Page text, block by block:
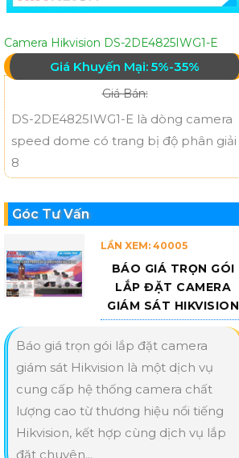
Camera Hikvision DS-2DE4825IWG1-E
Giá Khuyến Mại: 5%-35%
Giá Bán:
DS-2DE4825IWG1-E là dòng camera
speed dome có trang bị độ phân giải
8
Góc Tư Vấn
LẦN XEM: 40005
BÁO GIÁ TRỌN GÓI
LẮP ĐẶT CAMERA
GIÁM SÁT HIKVISION
Báo giá trọn gói lắp đặt camera
giám sát Hikvision là một dịch vụ
cung cấp hệ thống camera chất
lượng cao từ thương hiệu nổi tiếng
Hikvision, kết hợp cùng dịch vụ lắp
đặt chuyên...